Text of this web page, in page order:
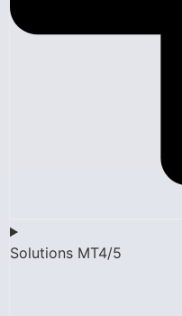
Solutions MT4/5